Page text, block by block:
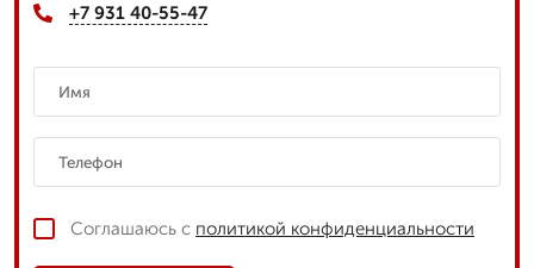
+7 931 40-55-47
Соглашаюсь с политикой конфиденциальности